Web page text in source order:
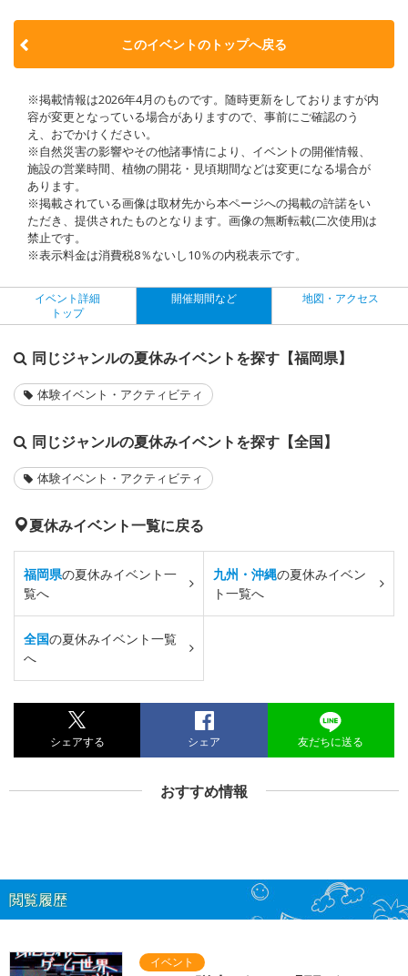
このイベントのトップへ戻る
※掲載情報は2026年4月のものです。随時更新をしておりますが内
容が変更となっている場合がありますので、事前にご確認のう
え、おでかけください。
※自然災害の影響やその他諸事情により、イベントの開催情報、
施設の営業時間、植物の開花・見頃期間などは変更になる場合が
あります。
※掲載されている画像は取材先から本ページへの掲載の許諾をい
ただき、提供されたものとなります。画像の無断転載(二次使用)は
禁止です。
※表示料金は消費税8％ないし10％の内税表示です。
イベント詳細
トップ
開催期間など 地図・アクセス
同じジャンルの夏休みイベントを探す【福岡県】
体験イベント・アクティビティ
同じジャンルの夏休みイベントを探す【全国】
体験イベント・アクティビティ
夏休みイベント一覧に戻る
福岡県の夏休みイベント一
覧へ
九州・沖縄の夏休みイベン
ト一覧へ
全国の夏休みイベント一覧
へ
シェアする シェア 友だちに送る
おすすめ情報
閲覧履歴